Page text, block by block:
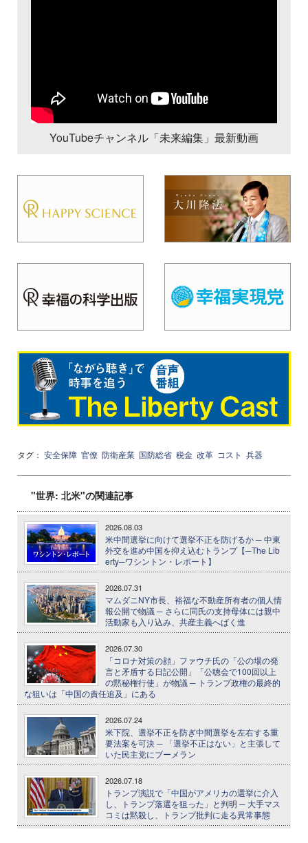
YouTubeチャンネル「未来編集」最新動画
タグ： 安全保障 官僚 防衛産業 国防総省 税金 改革 コスト 兵器
"世界: 北米"の関連記事
2026.08.03
米中間選挙に向けて選挙不正を防げるか ─ 中東
外交を進め中国を抑え込むトランプ【─The Lib
erty─ワシントン・レポート】
2026.07.31
マムダニNY市長、裕福な不動産所有者の個人情
報公開で物議 ─ さらに同氏の支持母体には親中
活動家も入り込み、共産主義へばく進
2026.07.30
「コロナ対策の顔」ファウチ氏の「公の場の発
言と矛盾する日記公開」「公聴会で100回以上
の黙秘権行使」が物議 ─ トランプ政権の最終的
な狙いは「中国の責任追及」にある
2026.07.24
米下院、選挙不正を防ぎ中間選挙を左右する重
要法案を可決 ─ 「選挙不正はない」と主張して
いた民主党にブーメラン
2026.07.18
トランプ演説で「中国がアメリカの選挙に介入
し、トランプ落選を狙った」と判明 ─ 大手マス
コミは黙殺し、トランプ批判に走る異常事態